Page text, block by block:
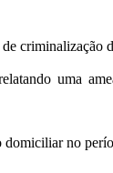
criminalização
uma
domiciliar no